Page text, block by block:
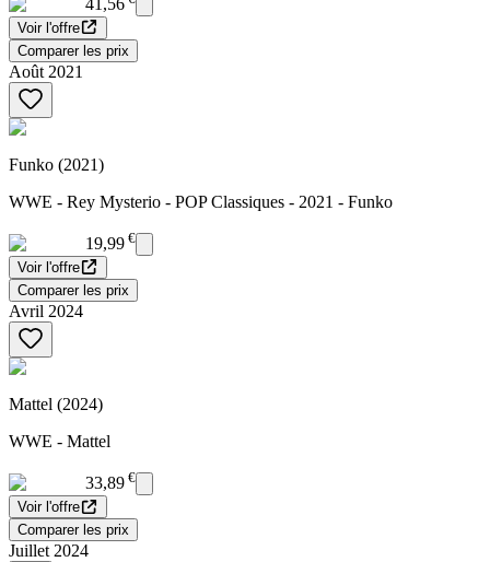
Voir l'offre
Comparer les prix
Août 2021
Funko (2021)
WWE - Rey Mysterio - POP Classiques - 2021 - Funko
19,99 €
Voir l'offre
Comparer les prix
Avril 2024
Mattel (2024)
WWE - Mattel
33,89 €
Voir l'offre
Comparer les prix
Juillet 2024